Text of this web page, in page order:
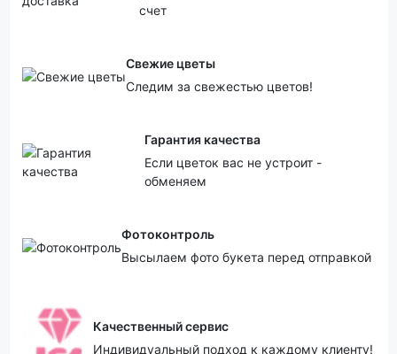
счет
Свежие цветы
Следим за свежестью цветов!
Гарантия качества
Если цветок вас не устроит -
обменяем
Фотоконтроль
Высылаем фото букета перед отправкой
Качественный сервис
Индивидуальный подход к каждому клиенту!